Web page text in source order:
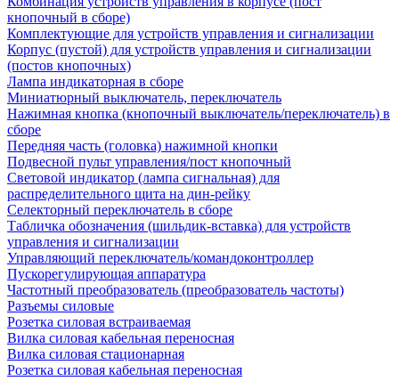
кнопочный в сборе)
Комплектующие для устройств управления и сигнализации
Корпус (пустой) для устройств управления и сигнализации
(постов кнопочных)
Лампа индикаторная в сборе
Миниатюрный выключатель, переключатель
Нажимная кнопка (кнопочный выключатель/переключатель) в
сборе
Передняя часть (головка) нажимной кнопки
Подвесной пульт управления/пост кнопочный
Световой индикатор (лампа сигнальная) для
распределительного щита на дин-рейку
Селекторный переключатель в сборе
Табличка обозначения (шильдик-вставка) для устройств
управления и сигнализации
Управляющий переключатель/командоконтроллер
Пускорегулирующая аппаратура
Частотный преобразователь (преобразователь частоты)
Разъемы силовые
Розетка силовая встраиваемая
Вилка силовая кабельная переносная
Вилка силовая стационарная
Розетка силовая кабельная переносная